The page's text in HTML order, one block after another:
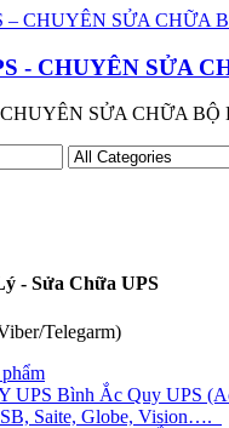
- CHUYÊN SỬA
SỬA CHỮA BỘ
- Sửa Chữa UPS
Telegarm)
UPS Bình Ắc Quy UPS
Saite, Globe, Vision….